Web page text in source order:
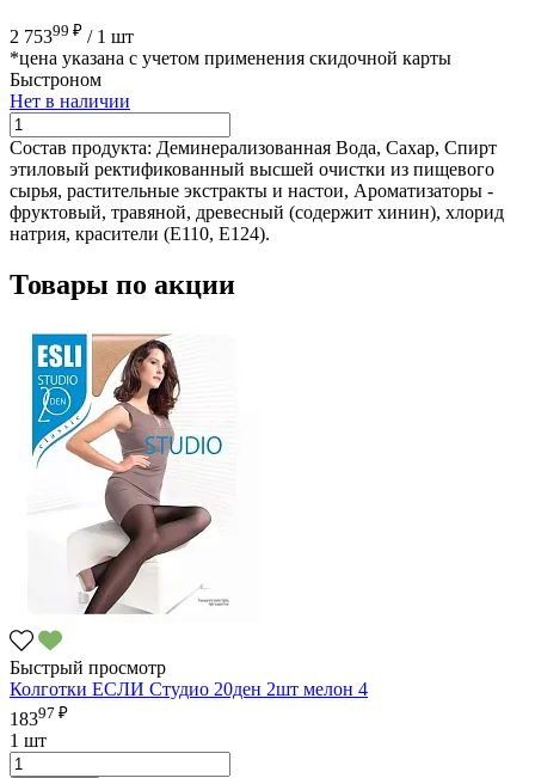
2 75399 ₽ / 1 шт
*цена указана с учетом применения скидочной карты
Быстроном
Нет в наличии
Состав продукта: Деминерализованная Вода, Сахар, Спирт
этиловый ректификованный высшей очистки из пищевого
сырья, растительные экстракты и настои, Ароматизаторы -
фруктовый, травяной, древесный (содержит хинин), хлорид
натрия, красители (Е110, Е124).
Товары по акции
Быстрый просмотр
Колготки ЕСЛИ Студио 20ден 2шт мелон 4
18397 ₽
1 шт